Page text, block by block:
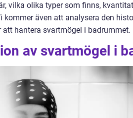
vilka olika typer som finns,
även att analysera den
hantera svartmögel i badrummet.
av svartmögel i